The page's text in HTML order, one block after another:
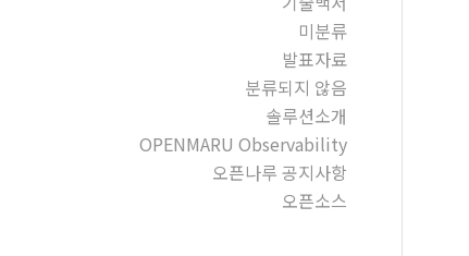
미분류
발표자료
분류되지 않음
솔루션소개
OPENMARU Observability
오픈나루 공지사항
오픈소스